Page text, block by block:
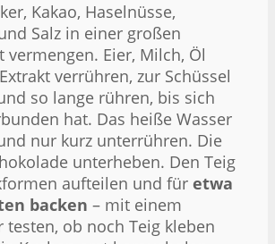
Kakao, Haselnüsse,
Salz in einer großen
vermengen. Eier, Milch, Öl
verrühren, zur Schüssel
so lange rühren, bis sich
hat. Das heiße Wasser
nur kurz unterrühren. Die
unterheben. Den Teig
aufteilen und für etwa
backen – mit einem
testen, ob noch Teig kleben